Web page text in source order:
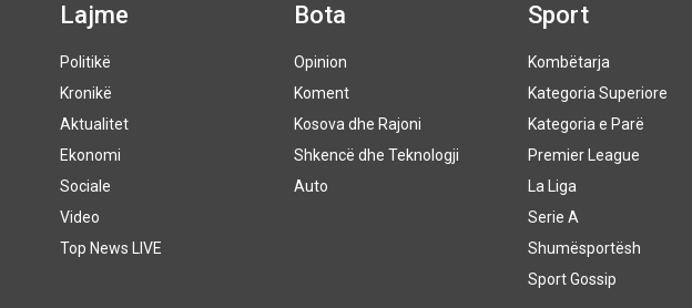
Lajme
Politikë
Kronikë
Aktualitet
Ekonomi
Sociale
Video
Top News LIVE
Bota
Opinion
Koment
Kosova dhe Rajoni
Shkencë dhe Teknologji
Auto
Sport
Kombëtarja
Kategoria Superiore
Kategoria e Parë
Premier League
La Liga
Serie A
Shumësportësh
Sport Gossip